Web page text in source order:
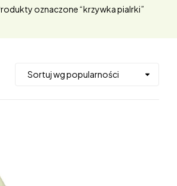
oznaczone “krzywka pialrki”